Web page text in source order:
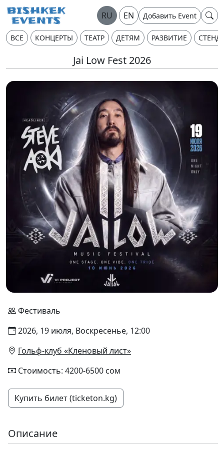
RU EN Добавить Event
ВСЕ КОНЦЕРТЫ ТЕАТР ДЕТЯМ РАЗВИТИЕ
Jai Low Fest 2026
Фестиваль
2026, 19 июля, Воскресенье, 12:00
Гольф-клуб «Кленовый лист»
Стоимость: 4200-6500 сом
Купить билет (ticketon.kg)
Описание